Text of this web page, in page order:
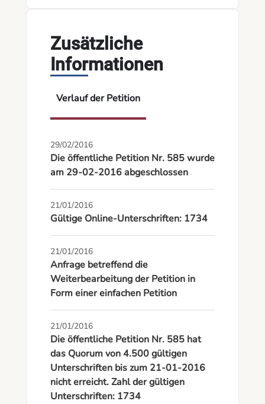
Zusätzliche
Informationen
Verlauf der Petition
29/02/2016
Die öffentliche Petition Nr. 585 wurde
am 29-02-2016 abgeschlossen
21/01/2016
Gültige Online-Unterschriften: 1734
21/01/2016
Anfrage betreffend die
Weiterbearbeitung der Petition in
Form einer einfachen Petition
21/01/2016
Die öffentliche Petition Nr. 585 hat
das Quorum von 4.500 gültigen
Unterschriften bis zum 21-01-2016
nicht erreicht. Zahl der gültigen
Unterschriften: 1734